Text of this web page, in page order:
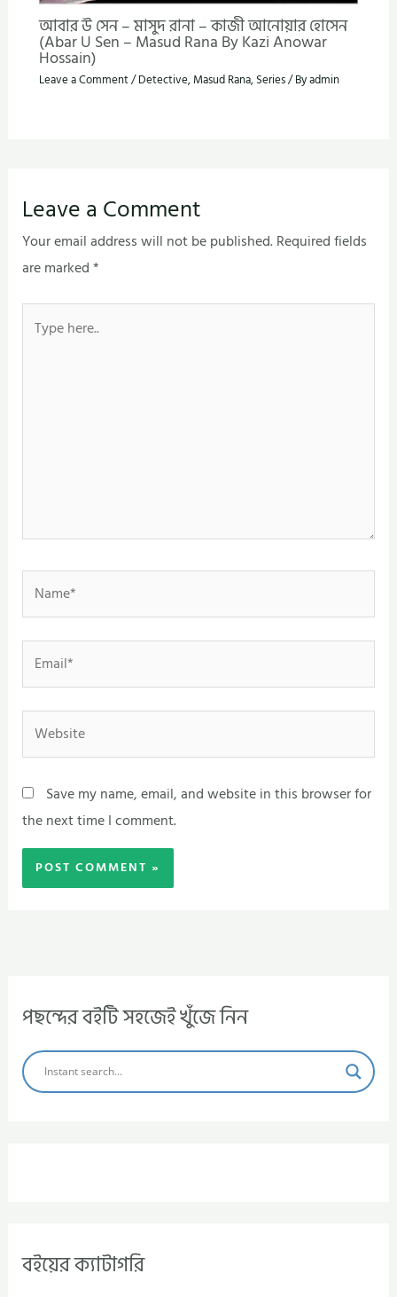
আবার উ সেন – মাসুদ রানা – কাজী আনোয়ার হোসেন
(Abar U Sen – Masud Rana By Kazi Anowar
Hossain)
Leave a Comment/Detective, Masud Rana, Series/ Byadmin
Leave a Comment
Your email address will not be published.Required fields
are marked*
here..
Name*
Email*
Website
Save my name, email, and website in this browser for
the next time I comment.
পছন্দের বইটি সহজেই খুঁজে নিন
বইয়ের ক্যাটাগরি